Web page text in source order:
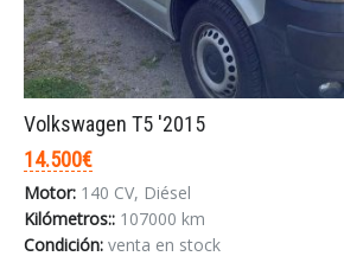
Volkswagen T5 '2015
14.500€
Motor: 140 CV, Diésel
Kilómetros:: 107000 km
Condición: venta en stock